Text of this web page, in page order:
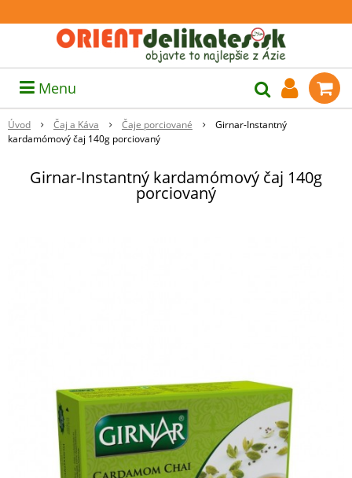
Menu
Úvod Čaj a Káva Čaje porciované
Girnar-Instantný
kardamómový čaj 140g porciovaný
Girnar-Instantný kardamómový čaj 140g
porciovaný